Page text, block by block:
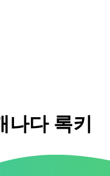
나다 록키